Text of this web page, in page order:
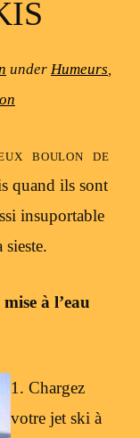
under Humeurs
boulon de
quand ils sont
insuportable
à l’eau
1. Chargez
votre jet ski à